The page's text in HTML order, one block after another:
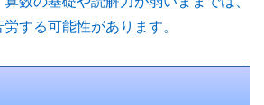
する可能性があります。